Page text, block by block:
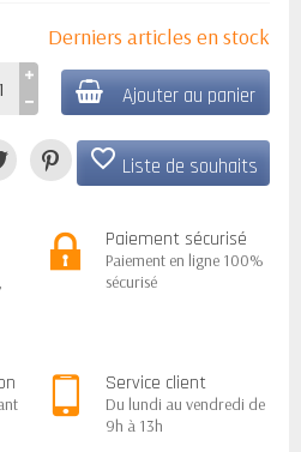
Derniers articles en stock
Ajouter au panier
favorite_border Liste de souhaits
Paiement sécurisé
Paiement en ligne 100%
sécurisé
Service client
Du lundi au vendredi de
9h à 13h